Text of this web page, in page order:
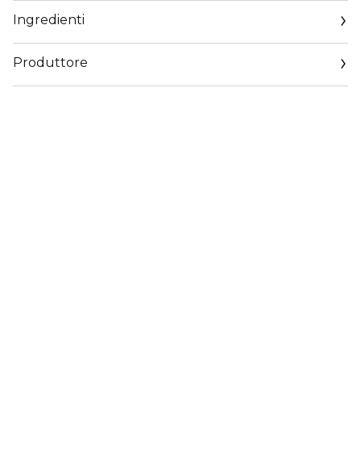
freschezza delle note agrumate e l'intensità delle note
aromatiche e legnose.
Ingredienti
Produttore